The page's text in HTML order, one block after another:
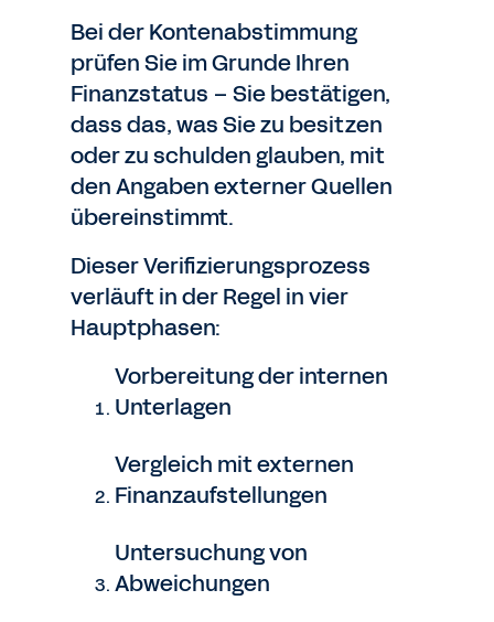
Bei der Kontenabstimmung
prüfen Sie im Grunde Ihren
Finanzstatus – Sie bestätigen,
dass das, was Sie zu besitzen
oder zu schulden glauben, mit
den Angaben externer Quellen
übereinstimmt.
Dieser Verifizierungsprozess
verläuft in der Regel in vier
Hauptphasen:
Vorbereitung der internen
Unterlagen
Vergleich mit externen
Finanzaufstellungen
Untersuchung von
Abweichungen